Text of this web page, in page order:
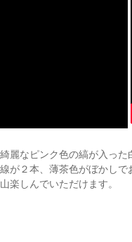
麗なピンク色の縞が入った
が２本、薄茶色がぼかし
楽しんでいただけます。